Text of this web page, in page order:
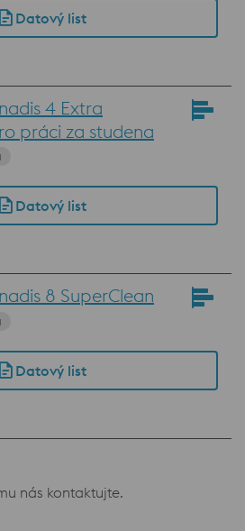
Datový list
4 Extra
práci za studena
Datový list
8 SuperClean
Datový list
nás kontaktujte.